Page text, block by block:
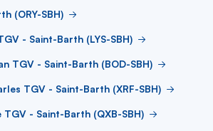
(ORY-SBH)
- Saint-Barth (LYS-SBH)
TGV - Saint-Barth (BOD-SBH)
TGV - Saint-Barth (XRF-SBH)
- Saint-Barth (QXB-SBH)